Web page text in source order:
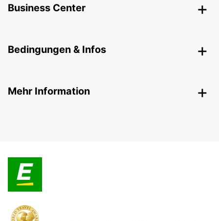
Business Center
Bedingungen & Infos
Mehr Information